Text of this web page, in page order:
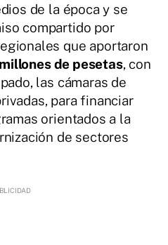
de la época y se
compartido por
que aportaron
de pesetas, con
las cámaras de
para financiar
orientados a la
de sectores